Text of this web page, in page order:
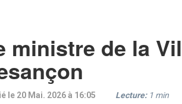
ministre de la
le 20 Mai. 2026 à 16:05
Lecture: 1 min